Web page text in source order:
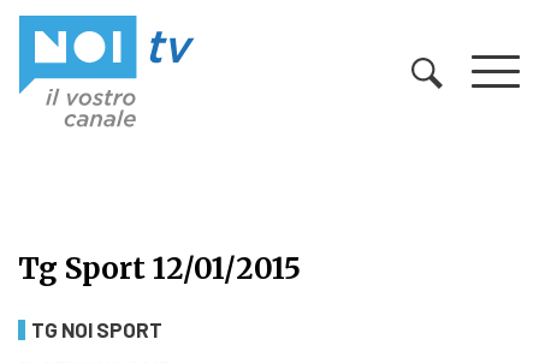
Tg Sport 12/01/2015
Tg Sport 12/01/2015
TG NOI SPORT